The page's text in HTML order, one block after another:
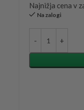
Najnižja cena v
Na zalogi